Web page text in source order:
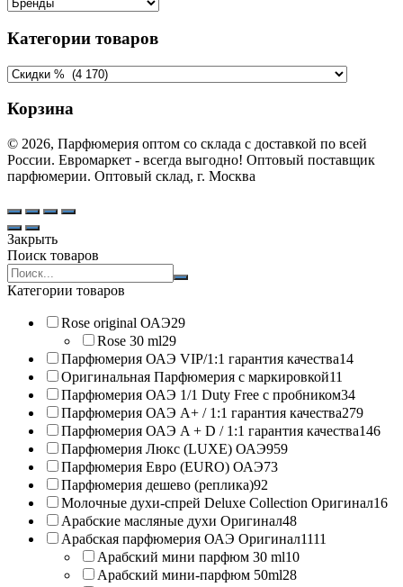
Категории товаров
Корзина
© 2026, Парфюмерия оптом со склада с доставкой по всей
России. Евромаркет - всегда выгодно! Оптовый поставщик
парфюмерии. Оптовый склад, г. Москва
Закрыть
Поиск товаров
Search
products:
Категории товаров
Rose original ОАЭ29
Rose 30 ml29
Парфюмерия ОАЭ VIP/1:1 гарантия качества14
Оригинальная Парфюмерия с маркировкой11
Парфюмерия ОАЭ 1/1 Duty Free с пробником34
Парфюмерия ОАЭ A+ / 1:1 гарантия качества279
Парфюмерия ОАЭ A + D / 1:1 гарантия качества146
Парфюмерия Люкс (LUXE) ОАЭ959
Парфюмерия Евро (EURO) ОАЭ73
Парфюмерия дешево (реплика)92
Молочные духи-спрей Deluxe Collection Оригинал16
Арабские масляные духи Оригинал48
Арабская парфюмерия ОАЭ Оригинал1111
Арабский мини парфюм 30 ml10
Арабский мини-парфюм 50ml28